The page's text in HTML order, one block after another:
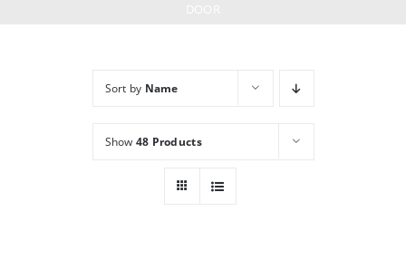
Sort by Name
Show 48 Products